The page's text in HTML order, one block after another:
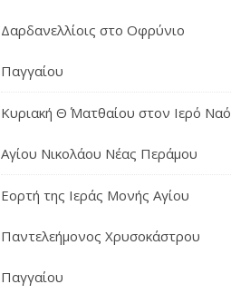
Δαρδανελλίοις στο Οφρύνιο
Παγγαίου
Κυριακή Θ΄ Ματθαίου στον Ιερό Ναό
Αγίου Νικολάου Νέας Περάμου
Εορτή της Ιεράς Μονής Αγίου
Παντελεήμονος Χρυσοκάστρου
Παγγαίου